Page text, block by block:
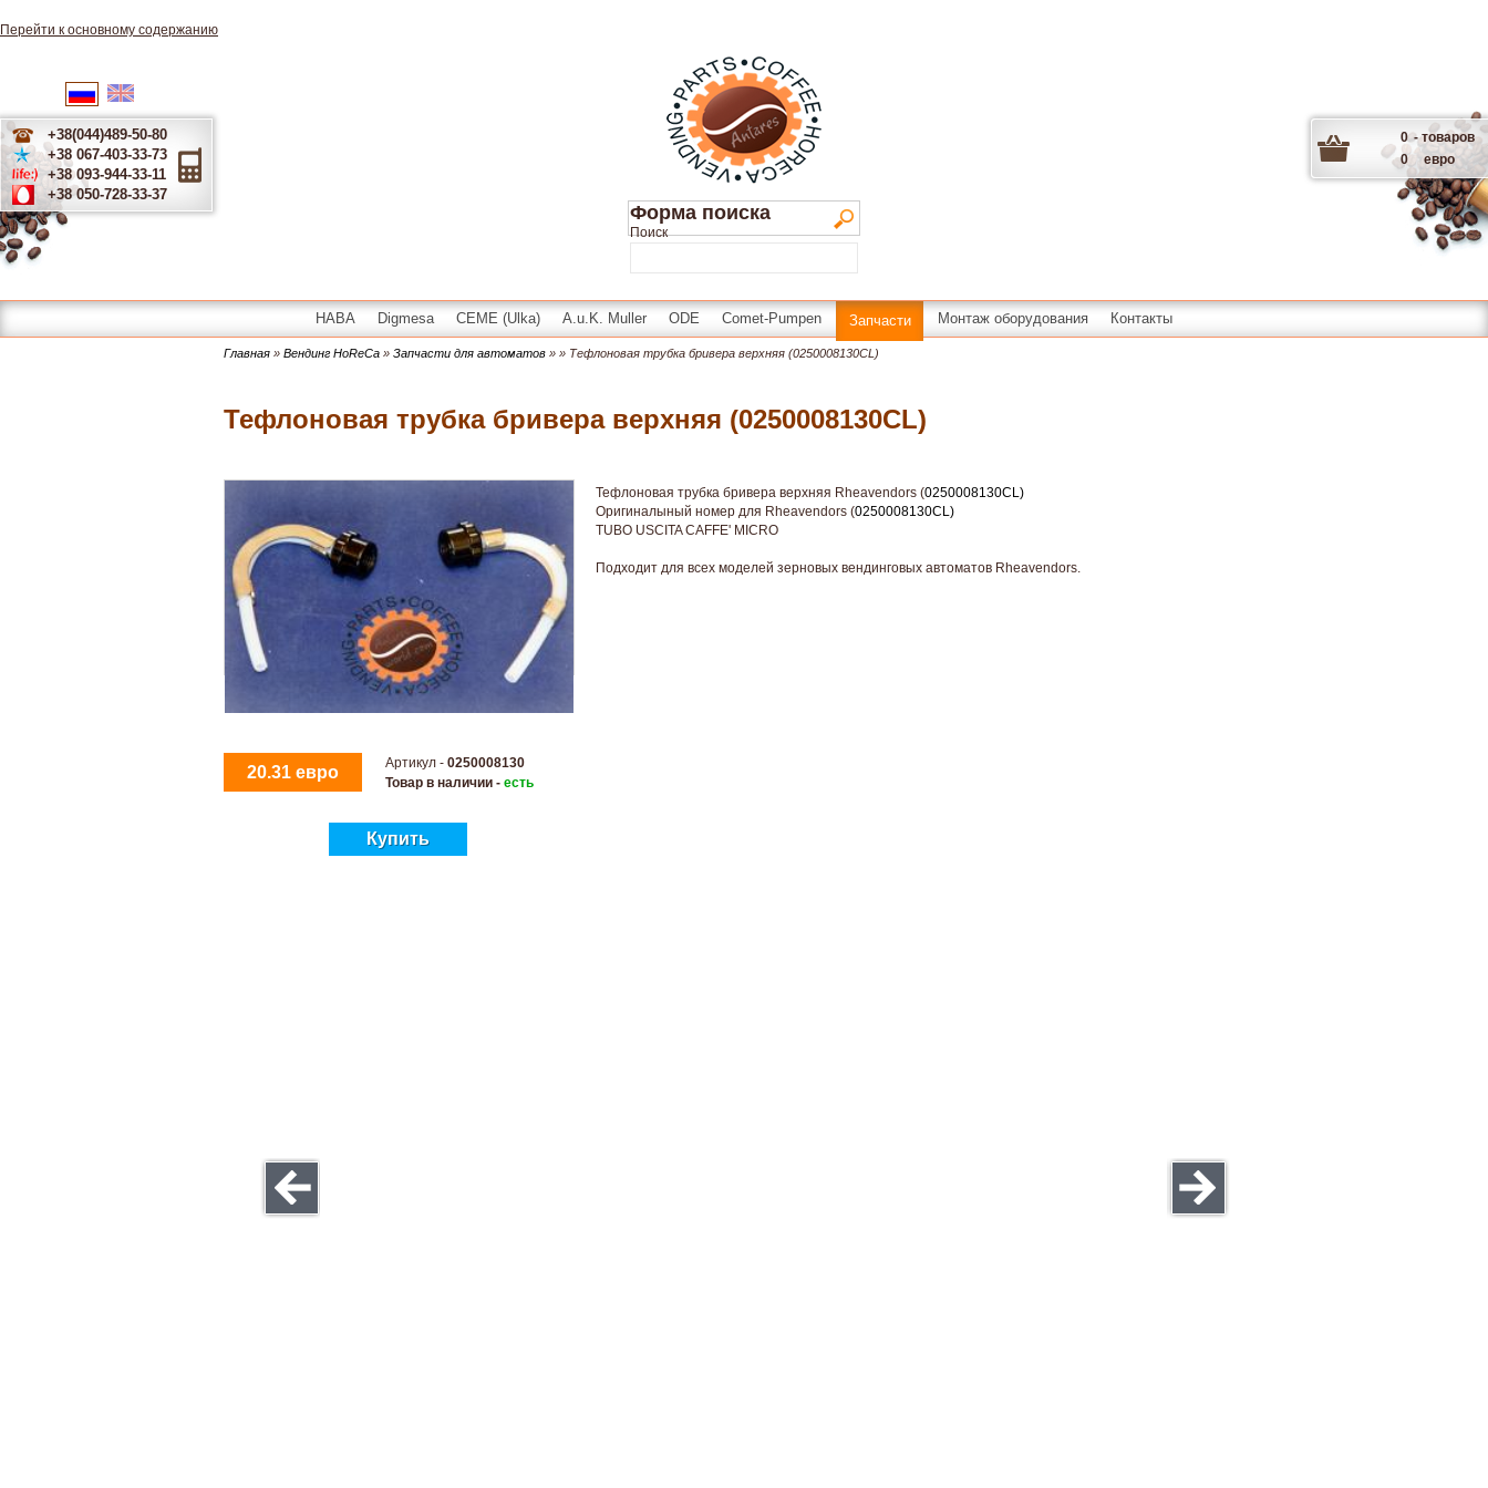
Перейти к основному содержанию
Русский
+38(044)489-50-80
+38 067-403-33-73
+38 093-944-33-11
+38 050-728-33-37
0 - товаров
0
евро
Форма поиска
Поиск
HABA Digmesa CEME (Ulka) A.u.K. Muller ODE Comet-Pumpen Запчасти Монтаж оборудования Контакты
Главная » Вендинг HoReCa » Запчасти для автоматов » » Тефлоновая трубка бривера верхняя (0250008130CL)
Тефлоновая трубка бривера верхняя (0250008130CL)
20.31 евро Артикул - 0250008130
Товар в наличии - есть
Купить
Тефлоновая трубка бривера верхняя Rheavendors (0250008130CL)
Оригиналыный номер для Rheavendors (0250008130CL)
TUBO USCITA CAFFE' MICRO
Подходит для всех моделей зерновых вендинговых автоматов Rheavendors.